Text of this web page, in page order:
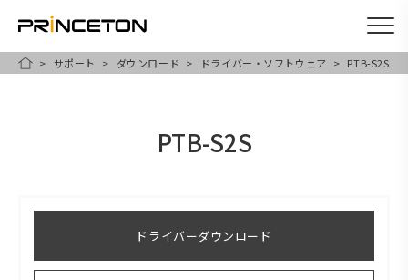
HOME
サポート ダウンロード ドライバー・ソフトウェア PTB-S2S
PTB-S2S
ドライバーダウンロード